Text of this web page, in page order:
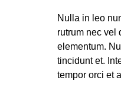
Nulla in leo
rutrum nec vel
elementum.
tincidunt et.
tempor orci et